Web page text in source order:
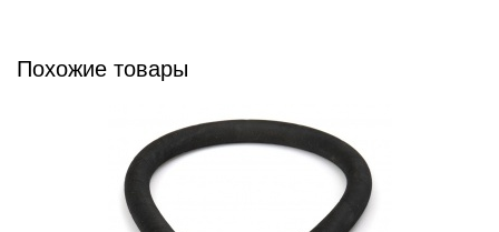
Похожие товары